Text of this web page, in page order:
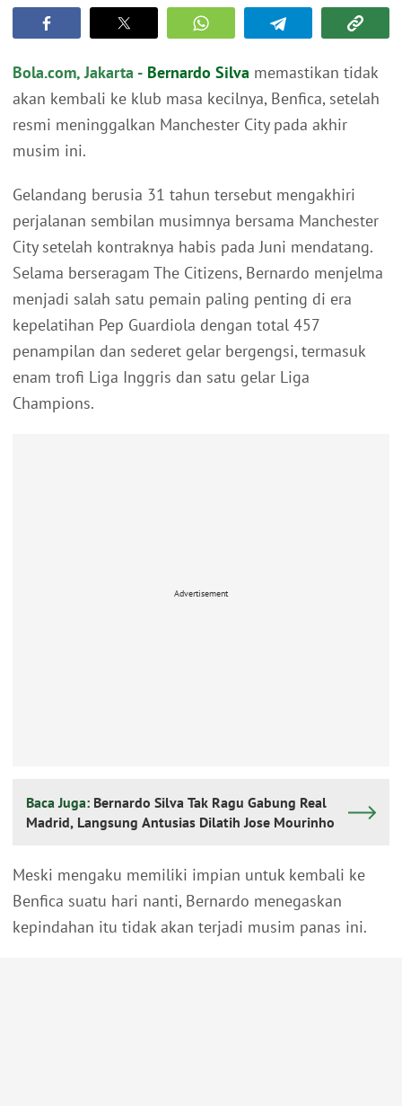
Bola.com, Jakarta - Bernardo Silva memastikan tidak
akan kembali ke klub masa kecilnya, Benfica, setelah
resmi meninggalkan Manchester City pada akhir
musim ini.
Gelandang berusia 31 tahun tersebut mengakhiri
perjalanan sembilan musimnya bersama Manchester
City setelah kontraknya habis pada Juni mendatang.
Selama berseragam The Citizens, Bernardo menjelma
menjadi salah satu pemain paling penting di era
kepelatihan Pep Guardiola dengan total 457
penampilan dan sederet gelar bergengsi, termasuk
enam trofi Liga Inggris dan satu gelar Liga
Champions.
Advertisement
Baca Juga: Bernardo Silva Tak Ragu Gabung Real
Madrid, Langsung Antusias Dilatih Jose Mourinho
Meski mengaku memiliki impian untuk kembali ke
Benfica suatu hari nanti, Bernardo menegaskan
kepindahan itu tidak akan terjadi musim panas ini.